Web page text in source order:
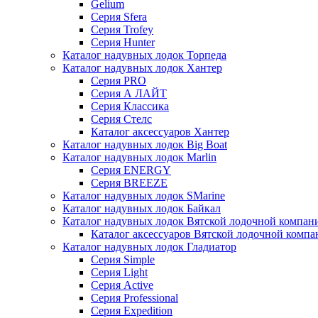
Gelium
Серия Sfera
Серия Trofey
Серия Hunter
Каталог надувных лодок Торпеда
Каталог надувных лодок Хантер
Серия PRO
Серия А ЛАЙТ
Серия Классика
Серия Стелс
Каталог аксессуаров Хантер
Каталог надувных лодок Big Boat
Каталог надувных лодок Marlin
Серия ENERGY
Серия BREEZE
Каталог надувных лодок SMarine
Каталог надувных лодок Байкал
Каталог надувных лодок Вятской лодочной
Каталог аксессуаров Вятской лодочной
Каталог надувных лодок Гладиатор
Серия Simple
Серия Light
Серия Active
Серия Professional
Серия Expedition